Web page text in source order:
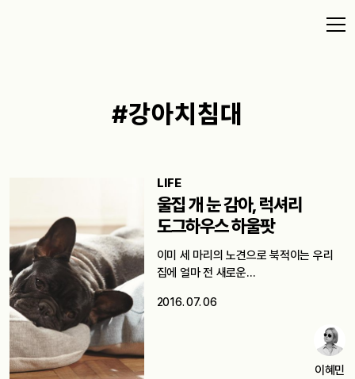
#강아치침대
LIFE
울집 개 눈 감아, 럭셔리
도그하우스 하울팟
이미 세 마리의 노견으로 북적이는 우리
집에 얼마 전 새로운…
2016. 07. 06
이혜민